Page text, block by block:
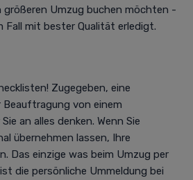
Umzug buchen möchten -
Fall mit bester Qualität erledigt.
Zugegeben, eine
von einem
an alles denken. Wenn Sie
übernehmen lassen, Ihre
Das einzige was beim Umzug per
die persönliche Ummeldung bei